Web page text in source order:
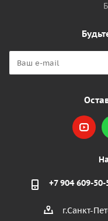
+7 904 609-50-
г.Санкт-